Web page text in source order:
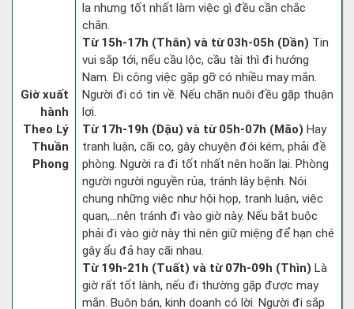
Giờ xuất
hành
Theo Lý
Thuần
Phong
la nhưng tốt nhất làm việc gì đều cần chắc
chắn.
Từ 15h-17h (Thân) và từ 03h-05h (Dần) Tin
vui sắp tới, nếu cầu lộc, cầu tài thì đi hướng
Nam. Đi công việc gặp gỡ có nhiều may mắn.
Người đi có tin về. Nếu chăn nuôi đều gặp thuận
lợi.
Từ 17h-19h (Dậu) và từ 05h-07h (Mão) Hay
tranh luận, cãi cọ, gây chuyện đói kém, phải đề
phòng. Người ra đi tốt nhất nên hoãn lại. Phòng
người người nguyền rủa, tránh lây bệnh. Nói
chung những việc như hội họp, tranh luận, việc
quan,…nên tránh đi vào giờ này. Nếu bắt buộc
phải đi vào giờ này thì nên giữ miệng để hạn ché
gây ẩu đả hay cãi nhau.
Từ 19h-21h (Tuất) và từ 07h-09h (Thìn) Là
giờ rất tốt lành, nếu đi thường gặp được may
mắn. Buôn bán, kinh doanh có lời. Người đi sắp